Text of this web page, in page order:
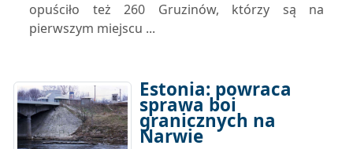
opuściło też 260 Gruzinów, którzy są na
pierwszym miejscu ...
Estonia: powraca
sprawa boi
granicznych na
Narwie